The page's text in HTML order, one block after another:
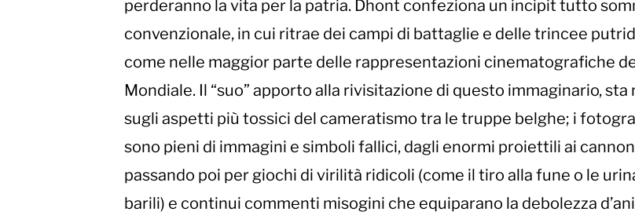
perderanno la vita per la patria. Dhont confeziona un incipit tutto
convenzionale, in cui ritrae dei campi di battaglie e delle trincee
come nelle maggior parte delle rappresentazioni cinematografiche
Mondiale. Il “suo” apporto alla rivisitazione di questo immaginario, sta
sugli aspetti più tossici del cameratismo tra le truppe belghe; i
sono pieni di immagini e simboli fallici, dagli enormi proiettili ai
passando poi per giochi di virilità ridicoli (come il tiro alla fune o le
barili) e continui commenti misogini che equiparano la debolezza